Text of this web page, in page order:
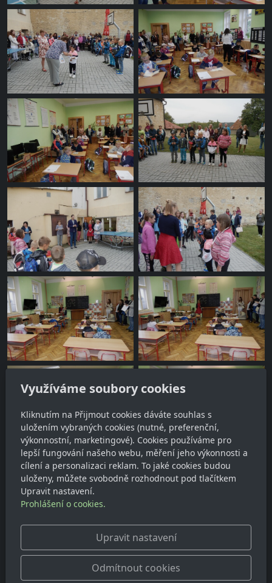
Využíváme soubory cookies
Kliknutím na Přijmout cookies dáváte souhlas s
uložením vybraných cookies (nutné, preferenční,
výkonnostní, marketingové). Cookies používáme pro
lepší fungování našeho webu, měření jeho výkonnosti a
cílení a personalizaci reklam. To jaké cookies budou
uloženy, můžete svobodně rozhodnout pod tlačítkem
Upravit nastavení.
Prohlášení o cookies.
Upravit nastavení
Odmítnout cookies